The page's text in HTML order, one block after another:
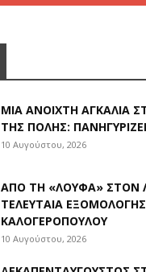
ΜΙΑ ΑΝΟΙΧΤΉ ΑΓΚΑΛΙΆ
ΤΗΣ ΠΌΛΗΣ:
10 Αυγούστου, 2026
ΑΠΌ ΤΗ «ΛΟΎΦΑ» ΣΤΟΝ
ΤΕΛΕΥΤΑΊΑ
ΚΑΛΟΓΕΡΌΠΟΥΛΟΥ
10 Αυγούστου, 2026